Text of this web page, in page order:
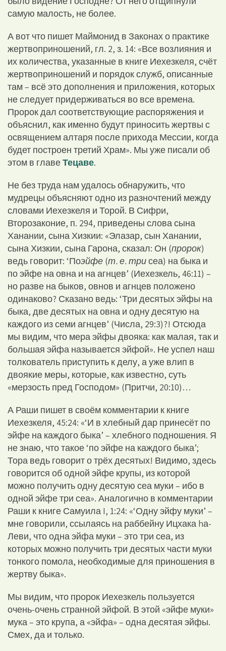
самую малость, не более.
А вот что пишет Маймонид в Законах о практике
жертвоприношений, гл. 2, з. 14: «Все возлияния и
их количества, указанные в книге Иехезкеля, счёт
жертвоприношений и порядок служб, описанные
там – всё это дополнения и приложения, которых
не следует придерживаться во все времена.
Пророк дал соответствующие распоряжения и
объяснил, как именно будут приносить жертвы с
освящением алтаря после прихода Мессии, когда
будет построен третий Храм». Мы уже писали об
этом в главеТецаве.
Не без труда нам удалось обнаружить, что
мудрецы объясняют одно из разночтений между
словами Иехезкеля и Торой. В Сифри,
Второзаконие, п. 294, приведены слова сына
Ханании, сына Хизкии: «Элазар, сын Ханании,
сына Хизкии, сына Гарона, сказал: Он (пророк)
ведь говорит: ‘Поэйфе (т. е. трисеа) на быка и
по эйфе на овна и на агнцев’ (Иехезкель, 46:11) –
но разве на быков, овнов и агнцев положено
одинаково? Сказано ведь: ‘Три десятых эйфы на
быка, две десятых на овна и одну десятую на
каждого из семи агнцев’ (Числа, 29:3)?! Отсюда
мы видим, что мера эйфы двояка: как малая, так и
большая эйфа называется эйфой». Не успел наш
толкователь приступить к делу, а уже влип в
двоякие меры, которые, как известно, суть
«мерзость пред Господом» (Притчи, 20:10)…
А Раши пишет в своём комментарии к книге
Иехезкеля, 45:24: «‘И в хлебный дар принесёт по
эйфе на каждого быка’ – хлебного подношения. Я
не знаю, что такое ‘по эйфе на каждого быка’;
Тора ведь говорит о трёх десятых! Видимо, здесь
говорится об одной эйфе крупы, из которой
можно получить одну десятую сеа муки – ибо в
одной эйфе три сеа». Аналогично в комментарии
Раши к книге Самуила I, 1:24: «‘Одну эйфу муки’ –
мне говорили, ссылаясь на раббейну Ицхака hа-
Леви, что одна эйфа муки – это три сеа, из
которых можно получить три десятых части муки
тонкого помола, необходимые для приношения в
жертву быка».
Мы видим, что пророк Иехезкель пользуется
очень-очень странной эйфой. В этой «эйфе муки»
мука – это крупа, а «эйфа» – одна десятая эйфы.
Смех, да и только.